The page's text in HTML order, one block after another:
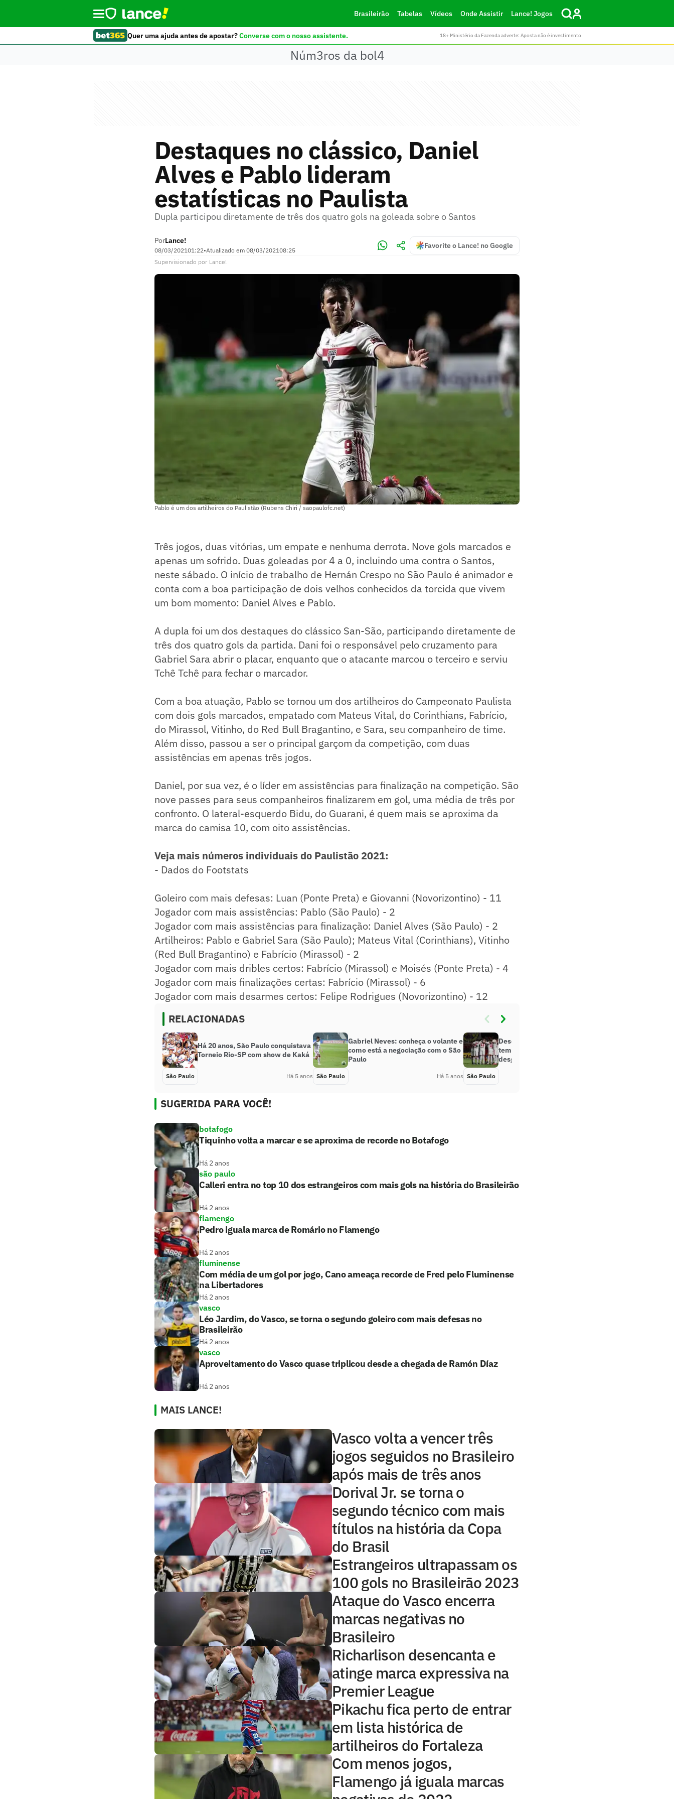
Brasileirão Tabelas Vídeos Onde Assistir Lance! Jogos
Quer uma ajuda antes de apostar?Converse com o nosso assistente. 18+ Ministério da Fazenda adverte: Aposta não é investimento
Núm3ros da bol4
Destaques no clássico, Daniel
Alves e Pablo lideram
estatísticas no Paulista
Dupla participou diretamente de três dos quatro gols na goleada sobre o Santos
PorLance!
08/03/202101:22•Atualizado em 08/03/202108:25
Favorite o Lance! no Google
Supervisionado por Lance!
Pablo é um dos artilheiros do Paulistão (Rubens Chiri / saopaulofc.net)
Três jogos, duas vitórias, um empate e nenhuma derrota. Nove gols marcados e
apenas um sofrido. Duas goleadas por 4 a 0, incluindo uma contra o Santos,
neste sábado. O início de trabalho de Hernán Crespo no São Paulo é animador e
conta com a boa participação de dois velhos conhecidos da torcida que vivem
um bom momento: Daniel Alves e Pablo.
A dupla foi um dos destaques do clássico San-São, participando diretamente de
três dos quatro gols da partida. Dani foi o responsável pelo cruzamento para
Gabriel Sara abrir o placar, enquanto que o atacante marcou o terceiro e serviu
Tchê Tchê para fechar o marcador.
Com a boa atuação, Pablo se tornou um dos artilheiros do Campeonato Paulista
com dois gols marcados, empatado com Mateus Vital, do Corinthians, Fabrício,
do Mirassol, Vitinho, do Red Bull Bragantino, e Sara, seu companheiro de time.
Além disso, passou a ser o principal garçom da competição, com duas
assistências em apenas três jogos.
Daniel, por sua vez, é o líder em assistências para finalização na competição. São
nove passes para seus companheiros finalizarem em gol, uma média de três por
confronto. O lateral-esquerdo Bidu, do Guarani, é quem mais se aproxima da
marca do camisa 10, com oito assistências.
Veja mais números individuais do Paulistão 2021:
- Dados do Footstats
Goleiro com mais defesas: Luan (Ponte Preta) e Giovanni (Novorizontino) - 11
​Jogador com mais assistências: Pablo (São Paulo) - 2
Jogador com mais assistências para finalização: Daniel Alves (São Paulo) - 2
Artilheiros: Pablo e Gabriel Sara (São Paulo); Mateus Vital (Corinthians), Vitinho
(Red Bull Bragantino) e Fabrício (Mirassol) - 2
Jogador com mais dribles certos: Fabrício (Mirassol) e Moisés (Ponte Preta) - 4
Jogador com mais finalizações certas: Fabrício (Mirassol) - 6
​Jogador com mais desarmes certos: Felipe Rodrigues (Novorizontino) - 12
RELACIONADAS
Há 20 anos, São Paulo conquistava
Torneio Rio-SP com show de Kaká
São Paulo Há 5 anos
Gabriel Neves: conheça o volante e
como está a negociação com o São
Paulo
São Paulo Há 5 anos
Descanso de dois dias: São Paulo
tem planejamento para evitar
desgaste
São Paulo
SUGERIDA PARA VOCÊ!
botafogo
Tiquinho volta a marcar e se aproxima de recorde no Botafogo
Há 2 anos
são paulo
Calleri entra no top 10 dos estrangeiros com mais gols na história do Brasileirão
Há 2 anos
flamengo
Pedro iguala marca de Romário no Flamengo
Há 2 anos
fluminense
Com média de um gol por jogo, Cano ameaça recorde de Fred pelo Fluminense
na Libertadores
Há 2 anos
vasco
Léo Jardim, do Vasco, se torna o segundo goleiro com mais defesas no
Brasileirão
Há 2 anos
vasco
Aproveitamento do Vasco quase triplicou desde a chegada de Ramón Díaz
Há 2 anos
MAIS LANCE!
Vasco volta a vencer três
jogos seguidos no Brasileiro
após mais de três anos
Dorival Jr. se torna o
segundo técnico com mais
títulos na história da Copa
do Brasil
Estrangeiros ultrapassam os
100 gols no Brasileirão 2023
Ataque do Vasco encerra
marcas negativas no
Brasileiro
Richarlison desencanta e
atinge marca expressiva na
Premier League
Pikachu fica perto de entrar
em lista histórica de
artilheiros do Fortaleza
Com menos jogos,
Flamengo já iguala marcas